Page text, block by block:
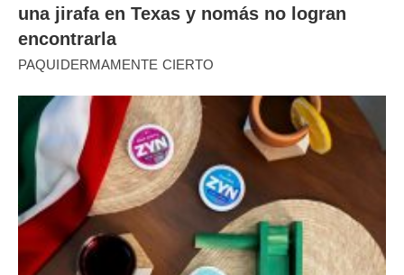
una jirafa en Texas y nomás no logran
encontrarla
PAQUIDERMAMENTE CIERTO